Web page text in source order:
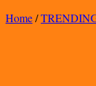
Home/